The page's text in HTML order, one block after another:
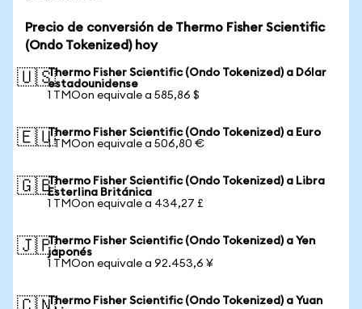
Precio de conversión de Thermo Fisher Scientific
(Ondo Tokenized) hoy
🇺🇸Thermo Fisher Scientific (Ondo Tokenized) a Dólar
estadounidense
1 TMOon equivale a 585,86 $
🇪🇺Thermo Fisher Scientific (Ondo Tokenized) a Euro
1 TMOon equivale a 506,80 €
🇬🇧Thermo Fisher Scientific (Ondo Tokenized) a Libra
Esterlina Británica
1 TMOon equivale a 434,27 £
🇯🇵Thermo Fisher Scientific (Ondo Tokenized) a Yen
japonés
1 TMOon equivale a 92.453,6 ¥
Thermo Fisher Scientific (Ondo Tokenized) a Yuan